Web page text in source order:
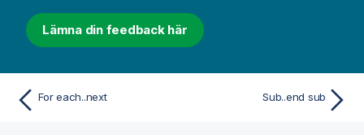
Lämna din feedback här
For each..next Sub..end sub